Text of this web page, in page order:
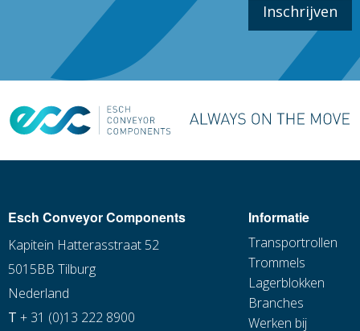
Inschrijven
Esch Conveyor Components
Kapitein Hatterasstraat 52
5015BB Tilburg
Nederland
T + 31 (0)13 222 8900
Informatie
Transportrollen
Trommels
Lagerblokken
Branches
Werken bij